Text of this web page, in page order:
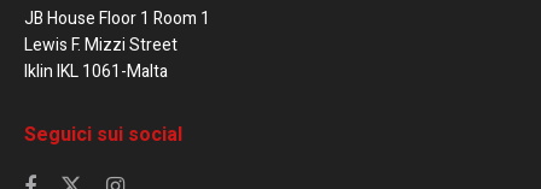
JB House Floor 1 Room 1
Lewis F. Mizzi Street
Iklin IKL 1061-Malta
Seguici sui social